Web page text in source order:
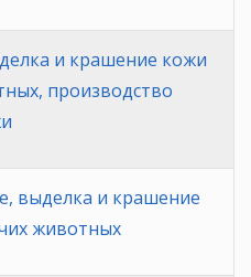
и крашение кожи
производство
выделка и крашение
животных